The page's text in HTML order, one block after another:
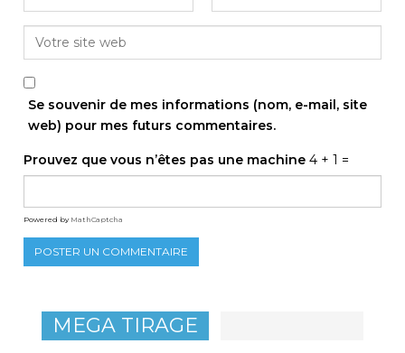
Se souvenir de mes informations (nom, e-mail, site
web) pour mes futurs commentaires.
Prouvez que vous n’êtes pas une machine 4 + 1 =
Powered by MathCaptcha
MEGA TIRAGE